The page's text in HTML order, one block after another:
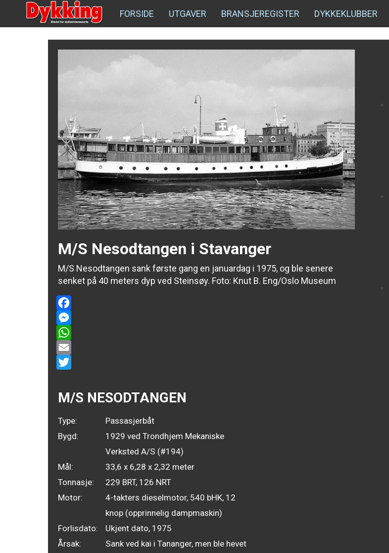
FORSIDE UTGAVER BRANSJEREGISTER DYKKEKLUBBER
M/S Nesodtangen i Stavanger
M/S Nesodtangen sank første gang en januardag i 1975, og ble senere
senket på 40 meters dyp ved Steinsøy. Foto: Knut B. Eng/Oslo Museum
Facebook
Messenger
WhatsApp
Email
M/S NESODTANGEN
Type:
Passasjerbåt
Bygd:
1929 ved Trondhjem Mekaniske
Verksted A/S (#194)
Mål:
33,6 x 6,28 x 2,32 meter
Tonnasje:
229 BRT, 126 NRT
Motor:
4-takters dieselmotor, 540 bHK, 12
knop (opprinnelig dampmaskin)
Forlisdato:
Ukjent dato, 1975
Årsak:
Sank ved kai i Tananger, men ble hevet